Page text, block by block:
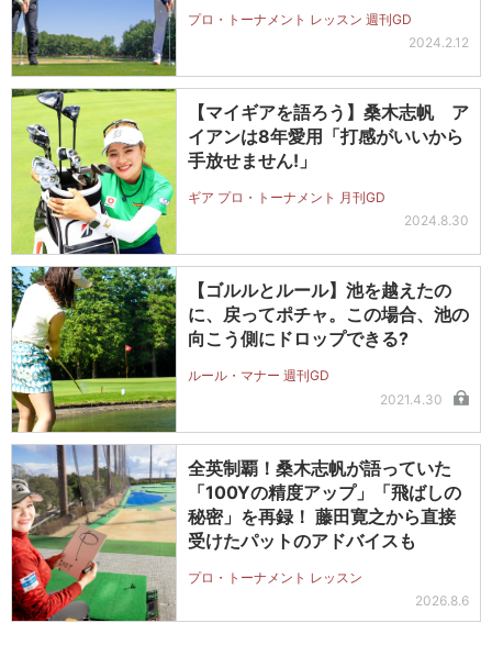
プロ・トーナメント レッスン 週刊GD
2024.2.12
【マイギアを語ろう】桑木志帆 ア
イアンは8年愛用「打感がいいから
手放せません!」
ギア プロ・トーナメント 月刊GD
2024.8.30
【ゴルルとルール】池を越えたの
に、戻ってポチャ。この場合、池の
向こう側にドロップできる?
ルール・マナー 週刊GD
2021.4.30
全英制覇！桑木志帆が語っていた
「100Yの精度アップ」「飛ばしの
秘密」を再録！ 藤田寛之から直接
受けたパットのアドバイスも
プロ・トーナメント レッスン
2026.8.6